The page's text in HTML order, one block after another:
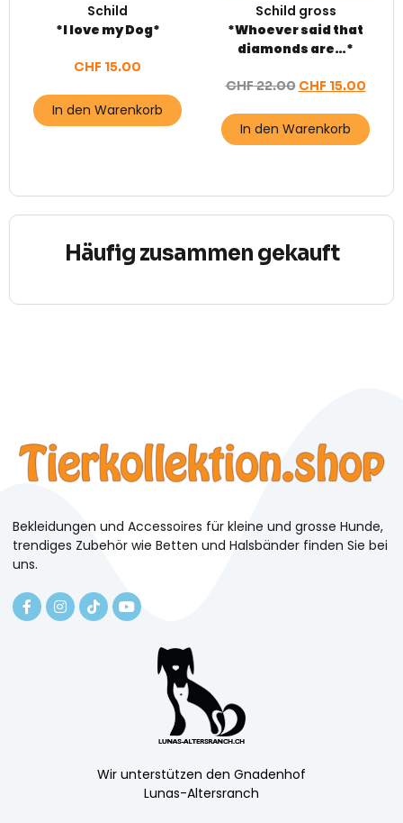
Schild
*I love my Dog*
CHF 15.00
In den Warenkorb
Schild gross
*Whoever said that
diamonds are…*
CHF22.00 CHF 15.00
In den Warenkorb
Häufig zusammen gekauft
Bekleidungen und Accessoires für kleine und grosse Hunde,
trendiges Zubehör wie Betten und Halsbänder finden Sie bei
uns.
Wir unterstützen den Gnadenhof
Lunas-Altersranch